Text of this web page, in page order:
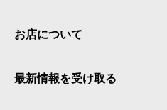
お店について
最新情報を受け取る